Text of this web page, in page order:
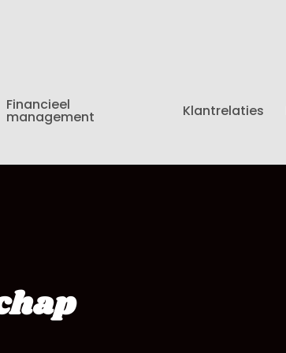
Financieel
management Klantrelaties